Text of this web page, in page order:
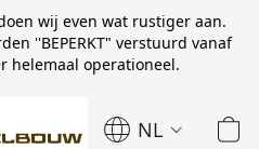
wij even wat rustiger aan.
''BEPERKT" verstuurd vanaf
helemaal operationeel.
NL